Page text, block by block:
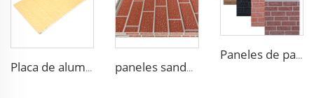
Placa de aluminio-zinc recubierta con panel de poliuretano de 16 mm para paredes, revestimiento de fachada sandwich aislado paneles sandwich de poliuretano aislantes metálicos de 16 mm, paneles recubridos térmicos de espuma de PU
Paneles de pared de madera falsa PU insonorizados paneles sándwich de espuma de poliuretano aislados decoración para caravana